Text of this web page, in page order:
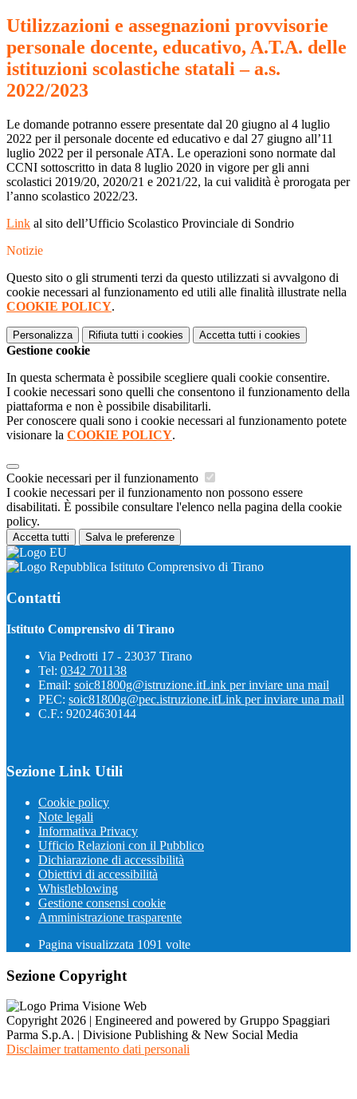
Utilizzazioni e assegnazioni provvisorie
personale docente, educativo, A.T.A. delle
istituzioni scolastiche statali – a.s.
2022/2023
Le domande potranno essere presentate dal 20 giugno al 4 luglio
2022 per il personale docente ed educativo e dal 27 giugno all’11
luglio 2022 per il personale ATA. Le operazioni sono normate dal
CCNI sottoscritto in data 8 luglio 2020 in vigore per gli anni
scolastici 2019/20, 2020/21 e 2021/22, la cui validità è prorogata per
l’anno scolastico 2022/23.
Link al sito dell’Ufficio Scolastico Provinciale di Sondrio
Notizie
Questo sito o gli strumenti terzi da questo utilizzati si avvalgono di
cookie necessari al funzionamento ed utili alle finalità illustrate nella
COOKIE POLICY.
Personalizza Rifiuta tutti i cookies Accetta tutti i cookies
Gestione cookie
In questa schermata è possibile scegliere quali cookie consentire.
I cookie necessari sono quelli che consentono il funzionamento della
piattaforma e non è possibile disabilitarli.
Per conoscere quali sono i cookie necessari al funzionamento potete
visionare la COOKIE POLICY.
Cookie necessari per il funzionamento
I cookie necessari per il funzionamento non possono essere
disabilitati. È possibile consultare l'elenco nella pagina della cookie
policy.
Accetta tutti Salva le preferenze
Istituto Comprensivo di Tirano
Contatti
Istituto Comprensivo di Tirano
Via Pedrotti 17 - 23037 Tirano
Tel: 0342 701138
Email: soic81800g@istruzione.itLink per inviare una mail
PEC: soic81800g@pec.istruzione.itLink per inviare una mail
C.F.: 92024630144
Sezione Link Utili
Cookie policy
Note legali
Informativa Privacy
Ufficio Relazioni con il Pubblico
Dichiarazione di accessibilità
Obiettivi di accessibilità
Whistleblowing
Gestione consensi cookie
Amministrazione trasparente
Pagina visualizzata 1091 volte
Sezione Copyright
Copyright 2026 | Engineered and powered by Gruppo Spaggiari
Parma S.p.A. | Divisione Publishing & New Social Media
Disclaimer trattamento dati personali